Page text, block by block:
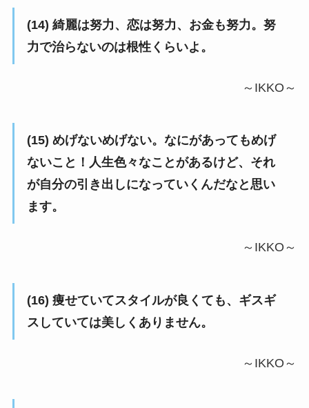
(14) 綺麗は努力、恋は努力、お金も努力。努
力で治らないのは根性くらいよ。
～IKKO～
(15) めげないめげない。なにがあってもめげ
ないこと！人生色々なことがあるけど、それ
が自分の引き出しになっていくんだなと思い
ます。
～IKKO～
(16) 痩せていてスタイルが良くても、ギスギ
スしていては美しくありません。
～IKKO～